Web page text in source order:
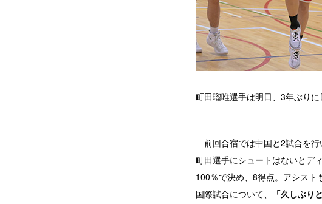
町田瑠唯選手は明日、3年ぶり
前回合宿では中国と2試合を行
町田選手にシュートはないとデ
100％で決め、8得点。アシス
国際試合について、
「久しぶり